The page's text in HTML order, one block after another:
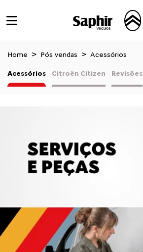
Home Pós vendas Acessórios
Citroën Citizen Revisões
Acessórios